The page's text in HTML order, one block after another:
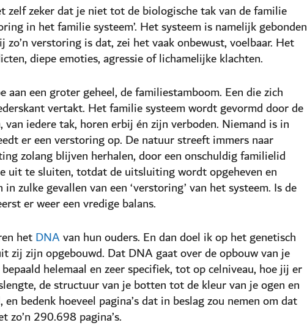
zeker dat je niet tot de biologische tak van de familie
in het familie systeem’. Het systeem is namelijk gebonden
zo’n verstoring is dat, zei het vaak onbewust, voelbaar. Het
diepe emoties, agressie of lichamelijke klachten.
een groter geheel, de familiestamboom. Een die zich
vertakt. Het familie systeem wordt gevormd door de
iedere tak, horen erbij én zijn verboden. Niemand is in
er een verstoring op. De natuur streeft immers naar
zolang blijven herhalen, door een onschuldig familielid
uit te sluiten, totdat de uitsluiting wordt opgeheven en
zulke gevallen van een ‘verstoring’ van het systeem. Is de
er weer een vredige balans.
hetDNAvan hun ouders. En dan doel ik op het genetisch
zij zijn opgebouwd. Dat DNA gaat over de opbouw van je
helemaal en zeer specifiek, tot op celniveau, hoe jij er
de structuur van je botten tot de kleur van je ogen en
bedenk hoeveel pagina’s dat in beslag zou nemen om dat
zo’n 290.698 pagina’s.